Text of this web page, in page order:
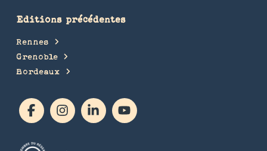
Editions précédentes
Rennes
Grenoble
Bordeaux